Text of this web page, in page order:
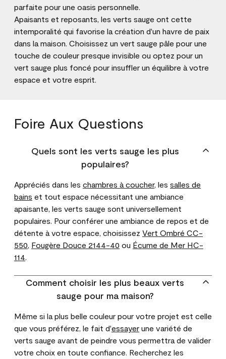
parfaite pour une oasis personnelle.
Apaisants et reposants, les verts sauge ont cette
intemporalité qui favorise la création d'un havre de paix
dans la maison. Choisissez un vert sauge pâle pour une
touche de couleur presque invisible ou optez pour un
vert sauge plus foncé pour insuffler un équilibre à votre
espace et votre esprit.
Foire Aux Questions
Quels sont les verts sauge les plus
populaires?
Appréciés dans les chambres à coucher, les salles de
bains et tout espace nécessitant une ambiance
apaisante, les verts sauge sont universellement
populaires. Pour conférer une ambiance de repos et de
détente à votre espace, choisissez Vert Ombré CC-
550, Fougère Douce 2144-40 ou Écume de Mer HC-
114.
Comment choisir les plus beaux verts
sauge pour ma maison?
Même si la plus belle couleur pour votre projet est celle
que vous préférez, le fait d'essayer une variété de
verts sauge avant de peindre vous permettra de valider
votre choix en toute confiance. Recherchez les